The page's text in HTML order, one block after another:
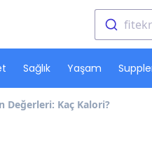
Sağlık Yaşam
Değerleri: Kaç Kalori?